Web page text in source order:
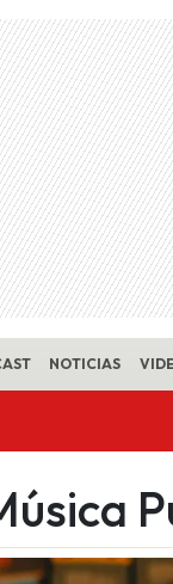
NOTICIAS